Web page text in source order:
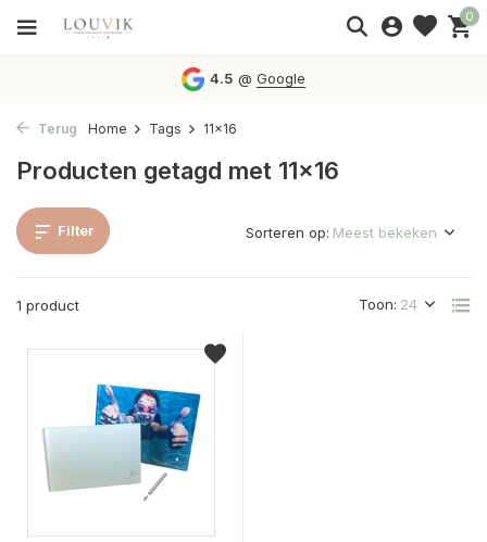
0
4.5 @Google
Terug Home Tags 11x16
Producten getagd met 11x16
Filter
1 product Toon:
Sorteren op: